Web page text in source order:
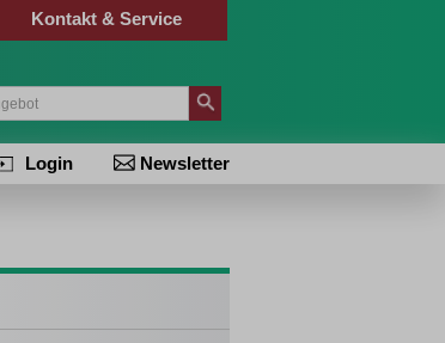
Kontakt & Service
Newsletter
Login